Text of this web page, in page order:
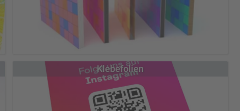
Mit unseren bedruckten Platten machen Sie in jedem Format einen
guten Eindruck.
Klebefolien